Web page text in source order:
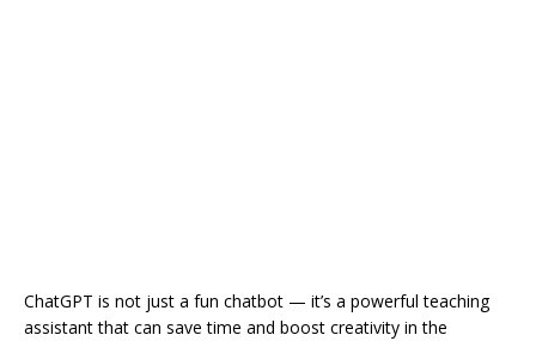
ChatGPT is not just a fun chatbot — it’s a powerful teaching
assistant that can save time and boost creativity in the